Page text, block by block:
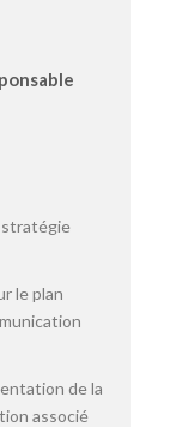
stratégie
le plan
de la
associé